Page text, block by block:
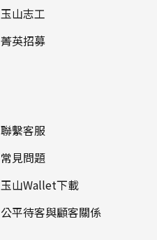
玉山志工
菁英招募
聯繫客服
常見問題
玉山Wallet下載
公平待客與顧客關係